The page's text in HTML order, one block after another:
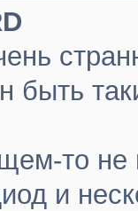
быть
то не
и